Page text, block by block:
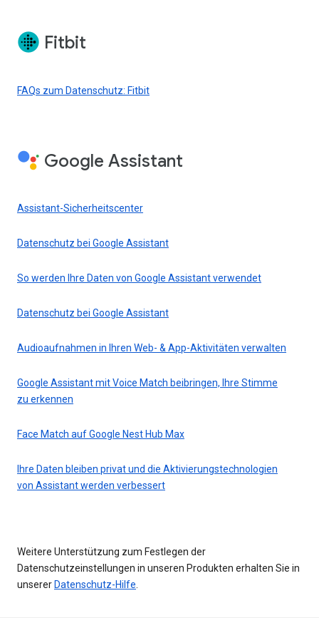
Fitbit
FAQs zum Datenschutz: Fitbit
Google Assistant
Assistant-Sicherheitscenter
Datenschutz bei Google Assistant
So werden Ihre Daten von Google Assistant verwendet
Datenschutz bei Google Assistant
Audioaufnahmen in Ihren Web- & App-Aktivitäten verwalten
Google Assistant mit Voice Match beibringen, Ihre Stimme
zu erkennen
Face Match auf Google Nest Hub Max
Ihre Daten bleiben privat und die Aktivierungstechnologien
von Assistant werden verbessert
Weitere Unterstützung zum Festlegen der
Datenschutzeinstellungen in unseren Produkten erhalten Sie in
unserer Datenschutz-Hilfe.